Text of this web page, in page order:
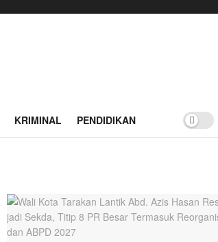
KRIMINAL PENDIDIKAN